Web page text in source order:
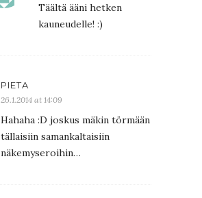
Täältä ääni hetken
kauneudelle! :)
PIETA
26.1.2014 at 14:09
Hahaha :D joskus mäkin törmään
tällaisiin samankaltaisiin
näkemyseroihin…